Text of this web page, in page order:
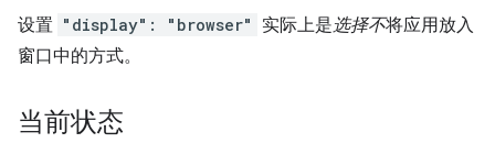
设置 "display": "browser" 实际上是选择不将应用放入
窗口中的方式。
当前状态